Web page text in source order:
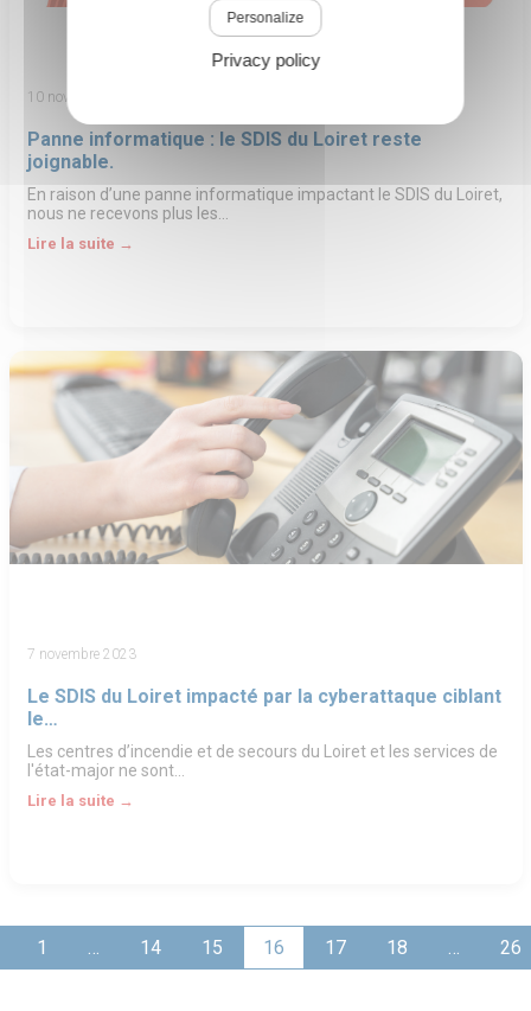
10 novembre 2023
Panne informatique : le SDIS du Loiret reste
joignable.
En raison d’une panne informatique impactant le SDIS du Loiret,
nous ne recevons plus les…
Lire la suite →
7 novembre 2023
Le SDIS du Loiret impacté par la cyberattaque ciblant
le…
Les centres d’incendie et de secours du Loiret et les services de
l'état-major ne sont…
Lire la suite →
1 … 14 15 16 17 18 … 26
Personalize
Privacy policy